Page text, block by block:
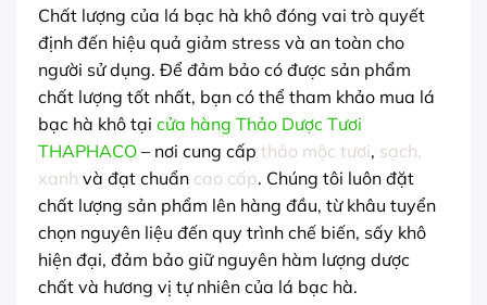
Chất lượng của lá bạc hà khô đóng vai trò quyết
định đến hiệu quả giảm stress và an toàn cho
người sử dụng. Để đảm bảo có được sản phẩm
chất lượng tốt nhất, bạn có thể tham khảo mua lá
bạc hà khô tại cửa hàng Thảo Dược Tươi
THAPHACO – nơi cung cấp thảo mộc tươi, sạch,
xanh và đạt chuẩn cao cấp. Chúng tôi luôn đặt
chất lượng sản phẩm lên hàng đầu, từ khâu tuyển
chọn nguyên liệu đến quy trình chế biến, sấy khô
hiện đại, đảm bảo giữ nguyên hàm lượng dược
chất và hương vị tự nhiên của lá bạc hà.